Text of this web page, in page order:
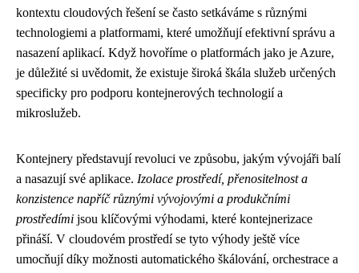
kontextu cloudových řešení se často setkáváme s různými
technologiemi a platformami, které umožňují efektivní správu a
nasazení aplikací. Když hovoříme o platformách jako je Azure,
je důležité si uvědomit, že existuje široká škála služeb určených
specificky pro podporu kontejnerových technologií a
mikroslužeb.
Kontejnery představují revoluci ve způsobu, jakým vývojáři balí
a nasazují své aplikace. Izolace prostředí, přenositelnost a
konzistence napříč různými vývojovými a produkčními
prostředími jsou klíčovými výhodami, které kontejnerizace
přináší. V cloudovém prostředí se tyto výhody ještě více
umocňují díky možnosti automatického škálování, orchestrace a